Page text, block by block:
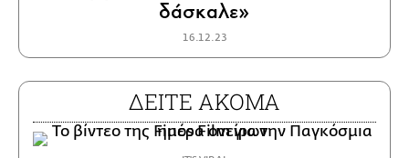
δάσκαλε»
16.12.23
ΔΕΙΤΕ ΑΚΟΜΑ